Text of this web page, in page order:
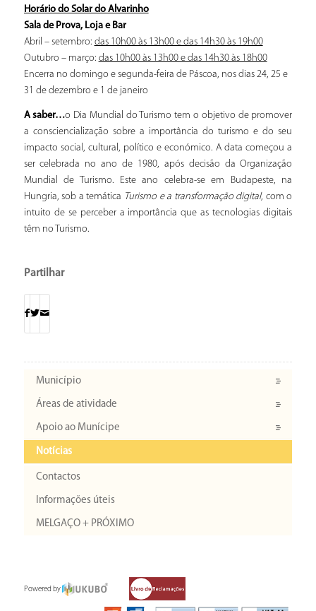
Horário do Solar do Alvarinho
Sala de Prova, Loja e Bar
Abril – setembro: das 10h00 às 13h00 e das 14h30 às 19h00
Outubro – março: das 10h00 às 13h00 e das 14h30 às 18h00
Encerra no domingo e segunda-feira de Páscoa, nos dias 24, 25 e
31 de dezembro e 1 de janeiro
A saber…o Dia Mundial do Turismo tem o objetivo de promover
a consciencialização sobre a importância do turismo e do seu
impacto social, cultural, político e económico. A data começou a
ser celebrada no ano de 1980, após decisão da Organização
Mundial de Turismo. Este ano celebra-se em Budapeste, na
Hungria, sob a temática Turismo e a transformação digital, com o
intuito de se perceber a importância que as tecnologias digitais
têm no Turismo.
Partilhar
Município
Áreas de atividade
Apoio ao Munícipe
Notícias
Contactos
Informações úteis
MELGAÇO + PRÓXIMO
Powered by